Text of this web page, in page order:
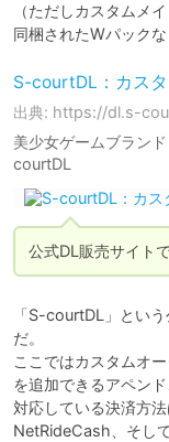
（ただしカスタムメ
同梱されたWパック
S-courtDL：カス
出典: https://dl.s-
美少女ゲームブラン
courtDL
公式DL販売サイト
「S-courtDL」とい
だ。
ここではカスタムオ
を追加できるアペン
対応している決済方
NetRideCash、そし